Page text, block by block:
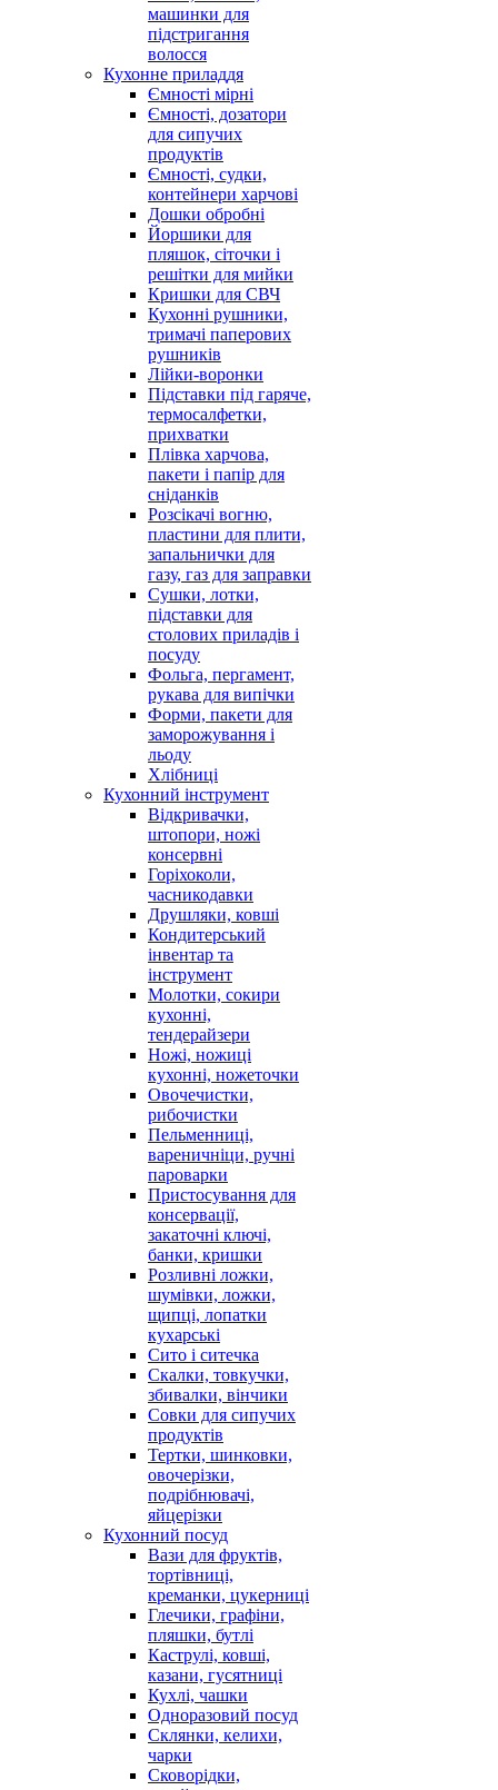
машинки для
підстригання
волосся
Кухонне приладдя
Ємності мірні
Ємності, дозатори
для сипучих
продуктів
Ємності, судки,
контейнери харчові
Дошки обробні
Йоршики для
пляшок, сіточки і
решітки для мийки
Кришки для СВЧ
Кухонні рушники,
тримачі паперових
рушників
Лійки-воронки
Підставки під гаряче,
термосалфетки,
прихватки
Плівка харчова,
пакети і папір для
сніданків
Розсікачі вогню,
пластини для плити,
запальнички для
газу, газ для заправки
Сушки, лотки,
підставки для
столових приладів і
посуду
Фольга, пергамент,
рукава для випічки
Форми, пакети для
заморожування і
льоду
Хлібниці
Кухонний інструмент
Відкривачки,
штопори, ножі
консервні
Горіхоколи,
часникодавки
Друшляки, ковші
Кондитерський
інвентар та
інструмент
Молотки, сокири
кухонні,
тендерайзери
Ножі, ножиці
кухонні, ножеточки
Овочечистки,
рибочистки
Пельменниці,
вареничніци, ручні
пароварки
Пристосування для
консервації,
закаточні ключі,
банки, кришки
Розливні ложки,
шумівки, ложки,
щипці, лопатки
кухарські
Сито і ситечка
Скалки, товкучки,
збивалки, вінчики
Совки для сипучих
продуктів
Тертки, шинковки,
овочерізки,
подрібнювачі,
яйцерізки
Кухонний посуд
Вази для фруктів,
тортівниці,
креманки, цукерниці
Глечики, графіни,
пляшки, бутлі
Каструлі, ковші,
казани, гусятниці
Кухлі, чашки
Одноразовий посуд
Склянки, келихи,
чарки
Сковорідки,